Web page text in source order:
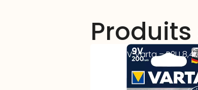
Accus 9V Varta – R2U